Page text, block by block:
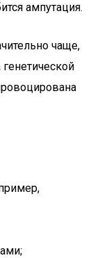
ампутация.
чаще,